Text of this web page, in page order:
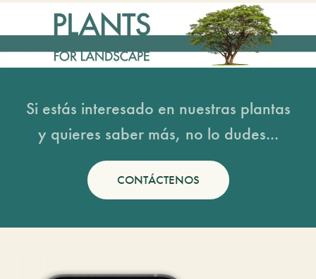
Si estás interesado en nuestras plantas
y quieres saber más, no lo dudes...
CONTÁCTENOS